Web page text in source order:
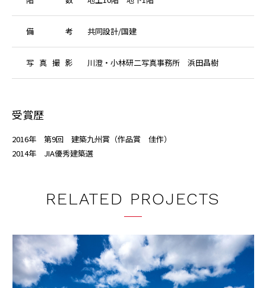
備 考 共同設計/国建
写 真 撮 影 川澄・小林研二写真事務所 浜田昌樹
受賞歴
2016年 第9回 建築九州賞（作品賞 佳作）
2014年 JIA優秀建築選
RELATED PROJECTS